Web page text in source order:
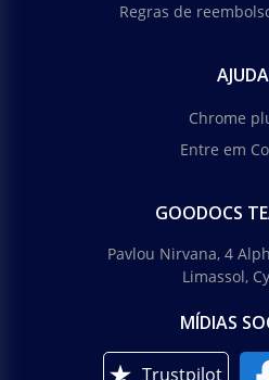
Regras de
AJUDA
Chrome
Entre em
GOODOCS
Pavlou Nirvana, 4
Limassol,
MÍDIAS
Trustpilot